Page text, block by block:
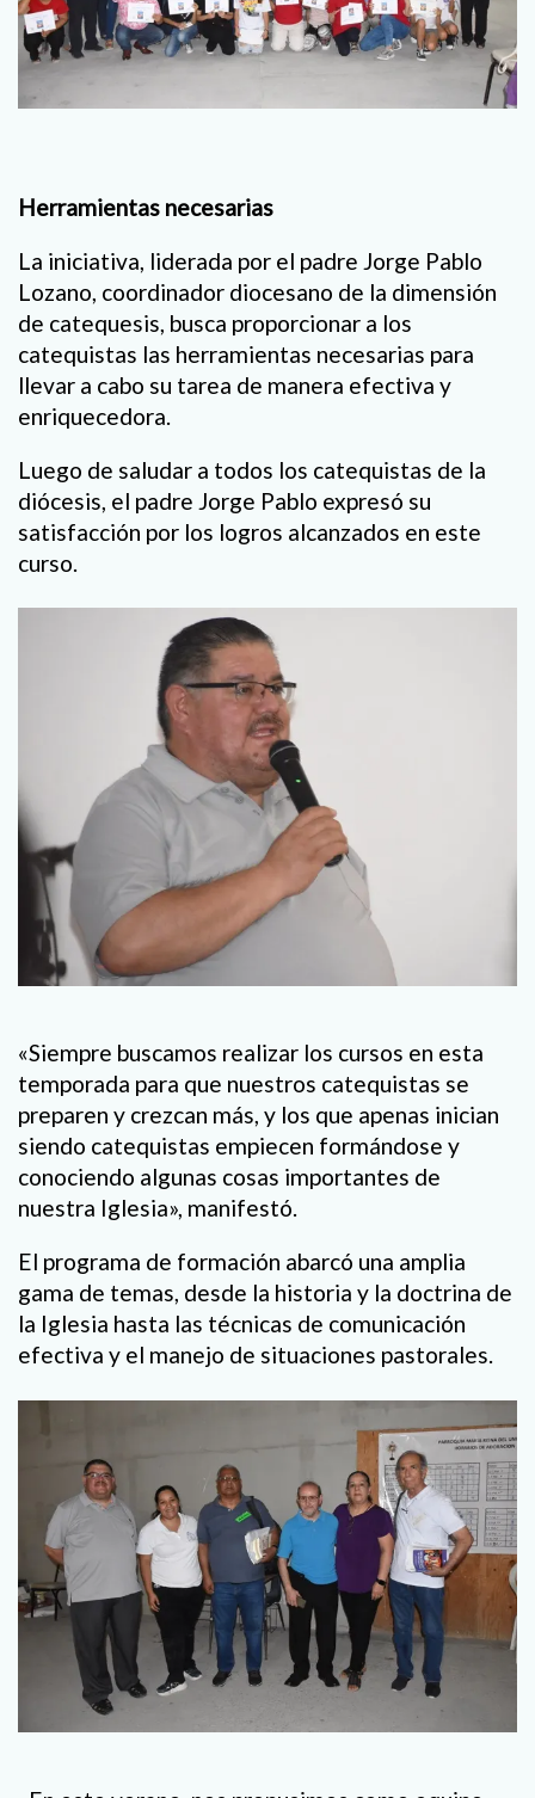
Herramientas necesarias
La iniciativa, liderada por el padre Jorge Pablo
Lozano, coordinador diocesano de la dimensión
de catequesis, busca proporcionar a los
catequistas las herramientas necesarias para
llevar a cabo su tarea de manera efectiva y
enriquecedora.
Luego de saludar a todos los catequistas de la
diócesis, el padre Jorge Pablo expresó su
satisfacción por los logros alcanzados en este
curso.
«Siempre buscamos realizar los cursos en esta
temporada para que nuestros catequistas se
preparen y crezcan más, y los que apenas inician
siendo catequistas empiecen formándose y
conociendo algunas cosas importantes de
nuestra Iglesia», manifestó.
El programa de formación abarcó una amplia
gama de temas, desde la historia y la doctrina de
la Iglesia hasta las técnicas de comunicación
efectiva y el manejo de situaciones pastorales.